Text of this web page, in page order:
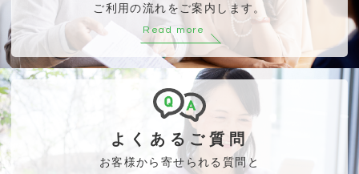
ご利用の流れをご案内します。
Read more
よくあるご質問
お客様から寄せられる質問と